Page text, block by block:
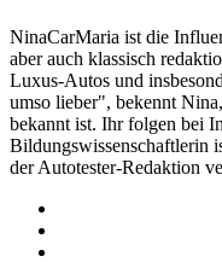
NinaCarMaria ist die
aber auch klassisch
Luxus-Autos und
umso lieber", bekennt
bekannt ist. Ihr folgen bei
Bildungswissenschaftlerin
der Autotester-Redaktion